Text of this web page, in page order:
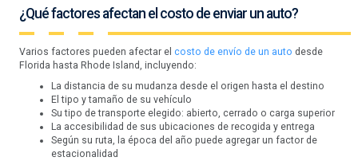
¿Qué factores afectan el costo de enviar un auto?
Varios factores pueden afectar el costo de envío de un auto desde
Florida hasta Rhode Island, incluyendo:
La distancia de su mudanza desde el origen hasta el destino
El tipo y tamaño de su vehículo
Su tipo de transporte elegido: abierto, cerrado o carga superior
La accesibilidad de sus ubicaciones de recogida y entrega
Según su ruta, la época del año puede agregar un factor de
estacionalidad